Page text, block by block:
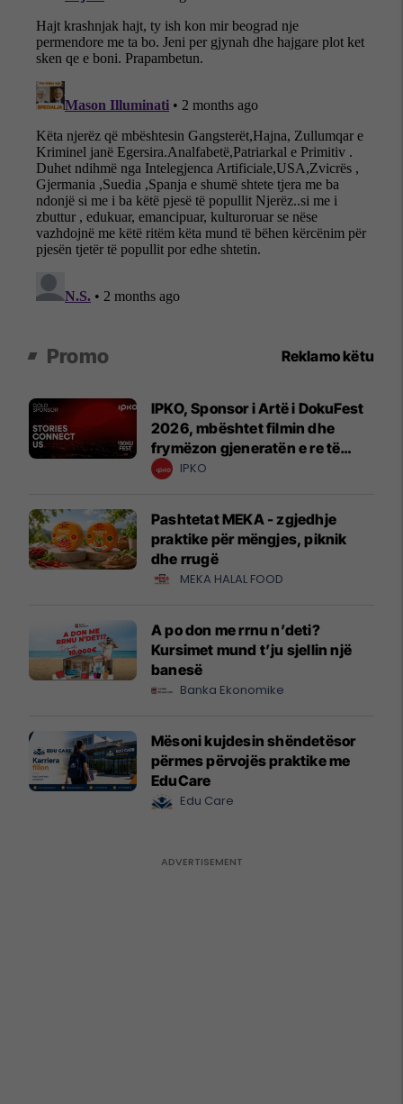
Promo Reklamo këtu
IPKO, Sponsor i Artë i DokuFest
2026, mbështet filmin dhe
frymëzon gjeneratën e re të
krijuesve
IPKO
Pashtetat MEKA - zgjedhje
praktike për mëngjes, piknik
dhe rrugë
MEKA HALAL FOOD
A po don me rrnu n’deti?
Kursimet mund t’ju sjellin një
banesë
Banka Ekonomike
Mësoni kujdesin shëndetësor
përmes përvojës praktike me
EduCare
Edu Care